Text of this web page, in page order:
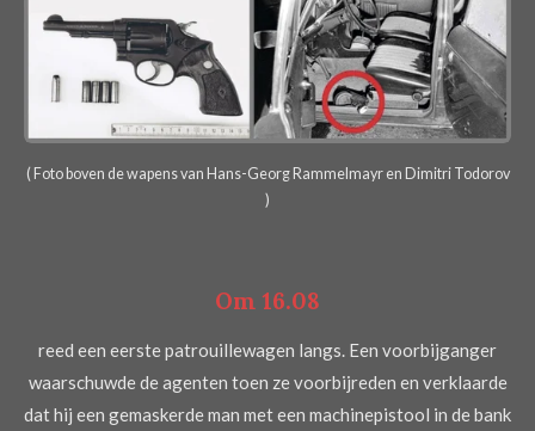
( Foto boven de wapens van Hans-Georg Rammelmayr en Dimitri Todorov
)
Om 16.08
reed een eerste patrouillewagen langs. Een voorbijganger
waarschuwde de agenten toen ze voorbijreden en verklaarde
dat hij een gemaskerde man met een machinepistool in de bank